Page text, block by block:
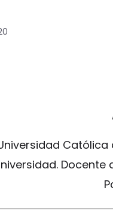
Católica
Docente